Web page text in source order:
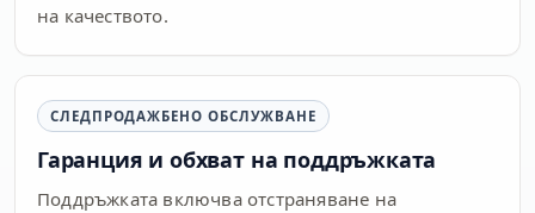
на качеството.
СЛЕДПРОДАЖБЕНО ОБСЛУЖВАНЕ
Гаранция и обхват на поддръжката
Поддръжката включва отстраняване на